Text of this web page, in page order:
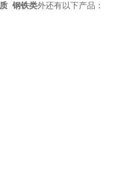
钢铁类外还有以下产品：